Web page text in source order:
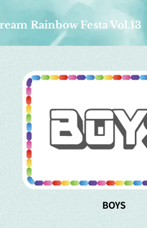
Rainbow Festa Vol.13
BOYS